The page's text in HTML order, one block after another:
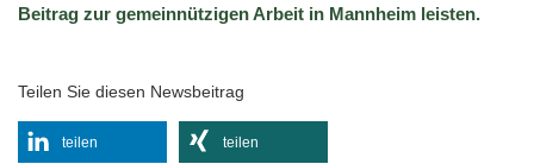
Beitrag zur gemeinnützigen Arbeit in Mannheim leisten.
Teilen Sie diesen Newsbeitrag
teilen teilen